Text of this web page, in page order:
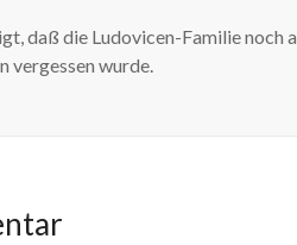
daß die Ludovicen-Familie noch
vergessen wurde.